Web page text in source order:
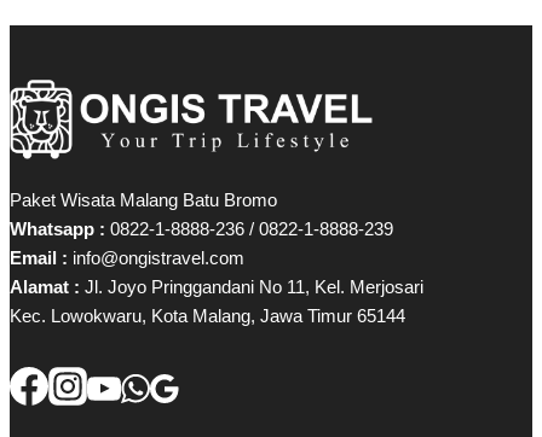
Paket Wisata Malang Batu Bromo
Whatsapp : 0822-1-8888-236 / 0822-1-8888-239
Email : info@ongistravel.com
Alamat : Jl. Joyo Pringgandani No 11, Kel. Merjosari
Kec. Lowokwaru, Kota Malang, Jawa Timur 65144